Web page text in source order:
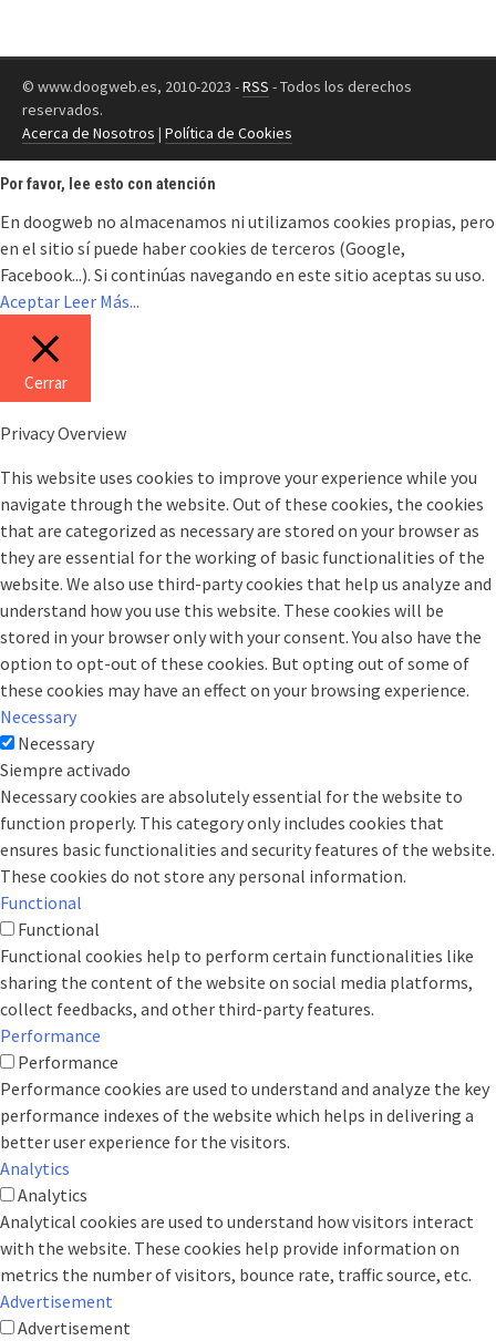
© www.doogweb.es, 2010-2023 -RSS - Todos los derechos
reservados.
Acerca de Nosotros | Política de Cookies
Por favor, lee esto con atención
En doogweb no almacenamos ni utilizamos cookies propias, pero
en el sitio sí puede haber cookies de terceros (Google,
Facebook...). Si continúas navegando en este sitio aceptas su uso.
Aceptar Leer Más...
Cerrar
Privacy Overview
This website uses cookies to improve your experience while you
navigate through the website. Out of these cookies, the cookies
that are categorized as necessary are stored on your browser as
they are essential for the working of basic functionalities of the
website. We also use third-party cookies that help us analyze and
understand how you use this website. These cookies will be
stored in your browser only with your consent. You also have the
option to opt-out of these cookies. But opting out of some of
these cookies may have an effect on your browsing experience.
Necessary
Necessary
Siempre activado
Necessary cookies are absolutely essential for the website to
function properly. This category only includes cookies that
ensures basic functionalities and security features of the website.
These cookies do not store any personal information.
Functional
Functional
Functional cookies help to perform certain functionalities like
sharing the content of the website on social media platforms,
collect feedbacks, and other third-party features.
Performance
Performance
Performance cookies are used to understand and analyze the key
performance indexes of the website which helps in delivering a
better user experience for the visitors.
Analytics
Analytics
Analytical cookies are used to understand how visitors interact
with the website. These cookies help provide information on
metrics the number of visitors, bounce rate, traffic source, etc.
Advertisement
Advertisement